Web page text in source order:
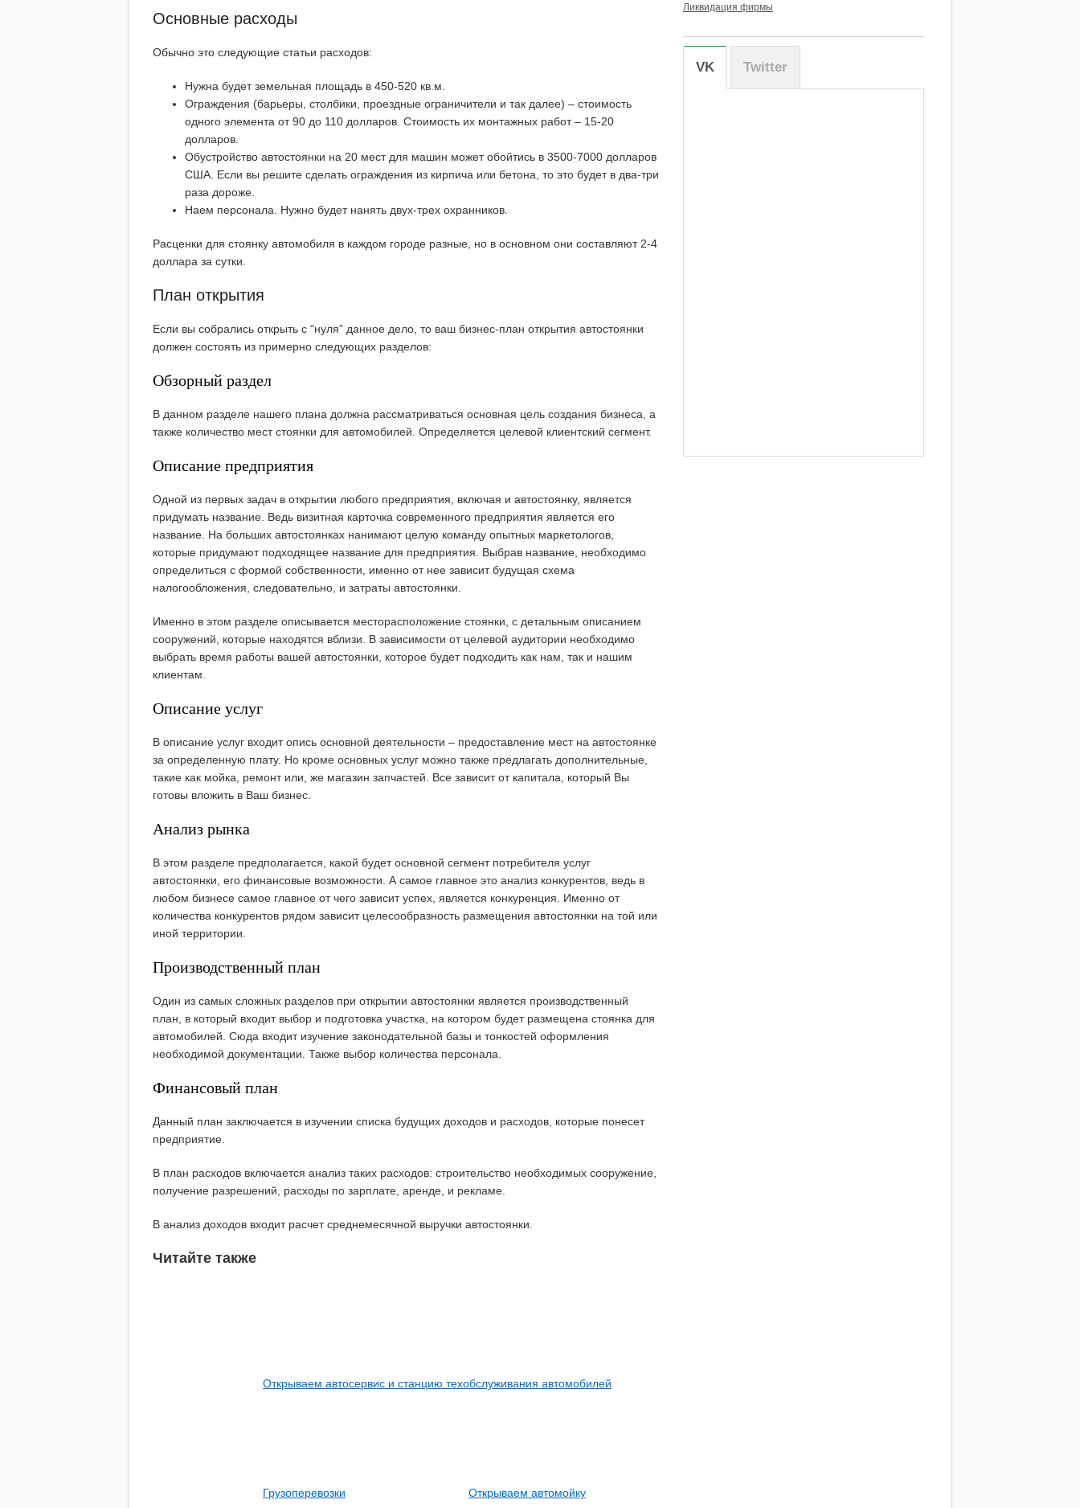
Основные расходы
Обычно это следующие статьи расходов:
Нужна будет земельная площадь в 450-520 кв.м.
Ограждения (барьеры, столбики, проездные ограничители и так далее) – стоимость
одного элемента от 90 до 110 долларов. Стоимость их монтажных работ – 15-20
долларов.
Обустройство автостоянки на 20 мест для машин может обойтись в 3500-7000 долларов
США. Если вы решите сделать ограждения из кирпича или бетона, то это будет в два-три
раза дороже.
Наем персонала. Нужно будет нанять двух-трех охранников.
Расценки для стоянку автомобиля в каждом городе разные, но в основном они составляют 2-4
доллара за сутки.
План открытия
Если вы собрались открыть с “нуля” данное дело, то ваш бизнес-план открытия автостоянки
должен состоять из примерно следующих разделов:
Обзорный раздел
В данном разделе нашего плана должна рассматриваться основная цель создания бизнеса, а
также количество мест стоянки для автомобилей. Определяется целевой клиентский сегмент.
Описание предприятия
Одной из первых задач в открытии любого предприятия, включая и автостоянку, является
придумать название. Ведь визитная карточка современного предприятия является его
название. На больших автостоянках нанимают целую команду опытных маркетологов,
которые придумают подходящее название для предприятия. Выбрав название, необходимо
определиться с формой собственности, именно от нее зависит будущая схема
налогообложения, следовательно, и затраты автостоянки.
Именно в этом разделе описывается месторасположение стоянки, с детальным описанием
сооружений, которые находятся вблизи. В зависимости от целевой аудитории необходимо
выбрать время работы вашей автостоянки, которое будет подходить как нам, так и нашим
клиентам.
Описание услуг
В описание услуг входит опись основной деятельности – предоставление мест на автостоянке
за определенную плату. Но кроме основных услуг можно также предлагать дополнительные,
такие как мойка, ремонт или, же магазин запчастей. Все зависит от капитала, который Вы
готовы вложить в Ваш бизнес.
Анализ рынка
В этом разделе предполагается, какой будет основной сегмент потребителя услуг
автостоянки, его финансовые возможности. А самое главное это анализ конкурентов, ведь в
любом бизнесе самое главное от чего зависит успех, является конкуренция. Именно от
количества конкурентов рядом зависит целесообразность размещения автостоянки на той или
иной территории.
Производственный план
Один из самых сложных разделов при открытии автостоянки является производственный
план, в который входит выбор и подготовка участка, на котором будет размещена стоянка для
автомобилей. Сюда входит изучение законодательной базы и тонкостей оформления
необходимой документации. Также выбор количества персонала.
Финансовый план
Данный план заключается в изучении списка будущих доходов и расходов, которые понесет
предприятие.
В план расходов включается анализ таких расходов: строительство необходимых сооружение,
получение разрешений, расходы по зарплате, аренде, и рекламе.
В анализ доходов входит расчет среднемесячной выручки автостоянки.
Читайте также
Открываем автосервис и станцию техобслуживания автомобилей
Грузоперевозки Открываем автомойку
Ликвидация фирмы
VK Twitter